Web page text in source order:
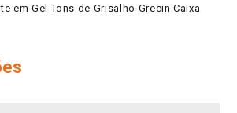
em Gel Tons de Grisalho Grecin Caixa